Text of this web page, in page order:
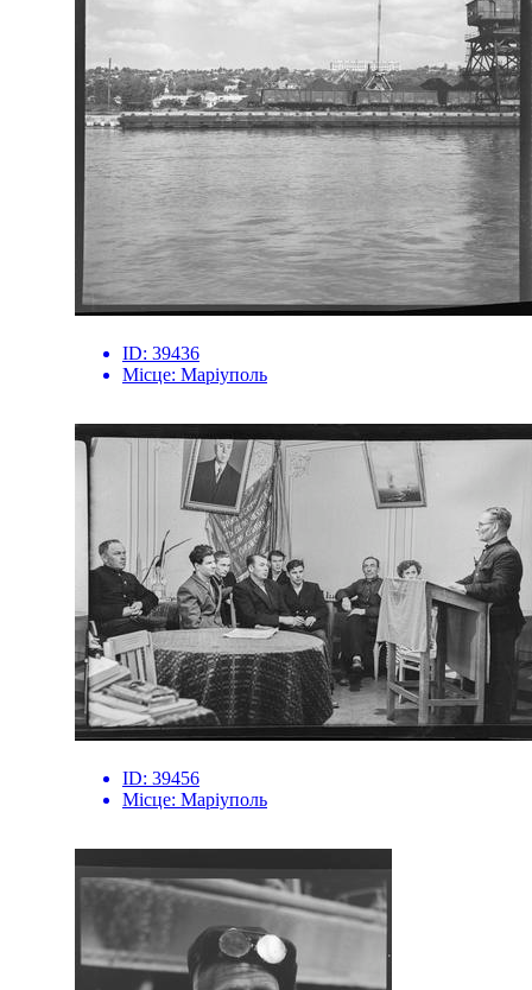
ID: 39436
Місце: Маріуполь
ID: 39456
Місце: Маріуполь